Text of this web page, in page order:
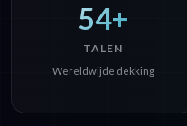
54+
TALEN
Wereldwijde dekking